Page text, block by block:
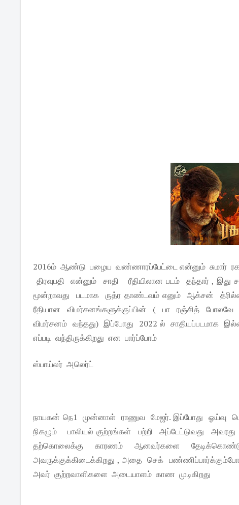
2016ம் ஆண்டு பழைய வண்ணாரப்பேட்டை என்னும் சுமார் ரக
திரவுபதி என்னும் சாதி ரீதியிலான படம் தந்தார் ,
மூன்றாவது படமாக ருத்ர தாண்டவம் எனும் ஆக்சன்
ரீதியான விமர்சனங்களுக்குப்பின் ( பா ரஞ்சித்
விமர்சனம் வந்தது) இப்போது 2022 ல் சாதியப்படமாக
எப்படி வந்திருக்கிறது என பார்ப்போம்
ஸ்பாய்லர் அலெர்ட்
நாயகன் நெ1 முன்னாள் ராணுவ மேஜர். இப்போது ஓய்வு
நிகழும் பாலியல் குற்றங்கள் பற்றி அப்டேட்டுவது
தற்கொலைக்கு காரணம் ஆனவர்களை
அவருக்குக்கிடைக்கிறது , அதை செக்
அவர் குற்றவாளிகளை அடையாளம் காண முடிகிறது